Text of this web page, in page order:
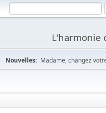
L'harmonie
Nouvelles: Madame, changez